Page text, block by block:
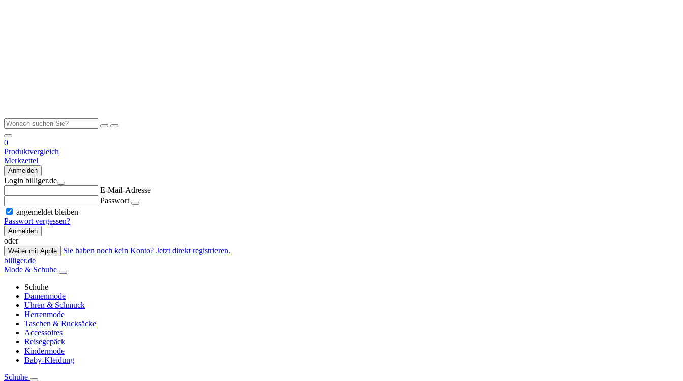
0
Produktvergleich
Merkzettel
Anmelden
Login billiger.de
E-Mail-Adresse
Passwort
angemeldet bleiben
Passwort vergessen?
Anmelden
oder
Weiter mit Apple
Sie haben noch kein Konto? Jetzt direkt registrieren.
billiger.de
Mode & Schuhe
Schuhe
Damenmode
Uhren & Schmuck
Herrenmode
Taschen & Rucksäcke
Accessoires
Reisegepäck
Kindermode
Baby-Kleidung
Schuhe